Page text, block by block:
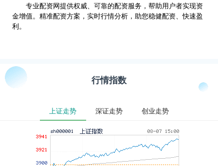
专业配资网提供权威、可靠的配资服务，帮助用户者实现资
金增值。精准配资方案，实时行情分析，助您稳健配资、快速盈
利。
行情指数
上证走势 深证走势 创业走势